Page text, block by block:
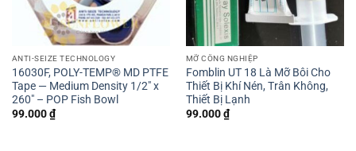
ANTI-SEIZE TECHNOLOGY
16030F, POLY-TEMP® MD PTFE
Tape — Medium Density 1/2″ x
260″ – POP Fish Bowl
99.000₫
MỠ CÔNG NGHIỆP
Fomblin UT 18 Là Mỡ Bôi Cho
Thiết Bị Khí Nén, Trân Không,
Thiết Bị Lạnh
99.000₫